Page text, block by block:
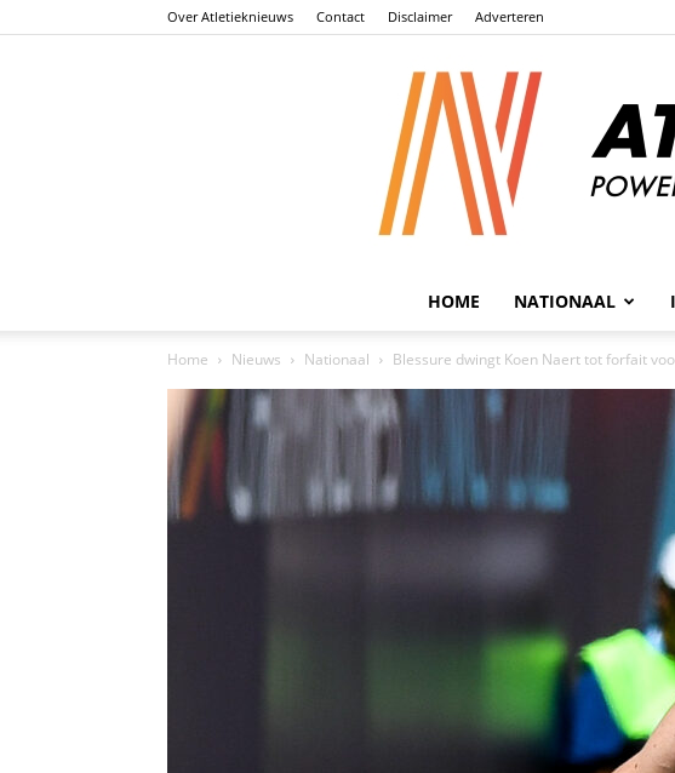
Over Atletieknieuws Contact Disclaimer Adverteren
HOME NATIONAAL
Home Nieuws Nationaal Blessure dwingt Koen Naert tot forfait